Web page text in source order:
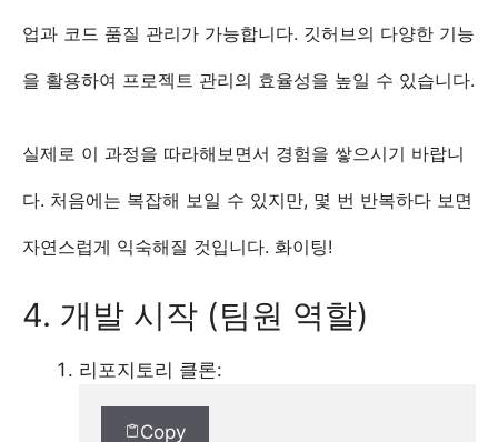
업과 코드 품질 관리가 가능합니다. 깃허브의 다양한 기능
을 활용하여 프로젝트 관리의 효율성을 높일 수 있습니다.
실제로 이 과정을 따라해보면서 경험을 쌓으시기 바랍니
다. 처음에는 복잡해 보일 수 있지만, 몇 번 반복하다 보면
자연스럽게 익숙해질 것입니다. 화이팅!
4. 개발 시작 (팀원 역할)
리포지토리 클론:
Copy